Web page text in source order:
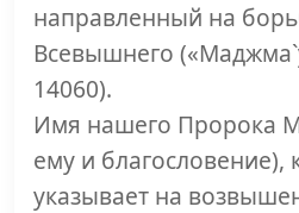
направленный на
Всевышнего
14060).
Имя нашего Пророка
ему и благословение),
указывает на